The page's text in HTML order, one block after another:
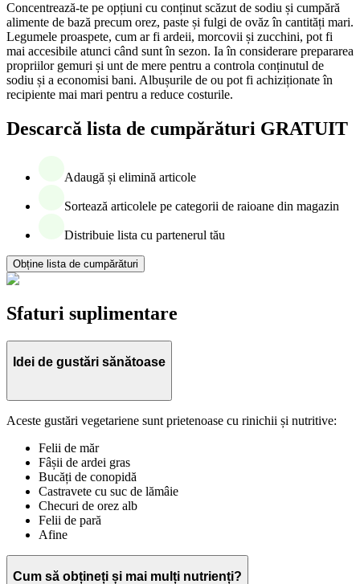
Concentrează-te pe opțiuni cu conținut scăzut de sodiu și cumpără
alimente de bază precum orez, paste și fulgi de ovăz în cantități mari.
Legumele proaspete, cum ar fi ardeii, morcovii și zucchini, pot fi
mai accesibile atunci când sunt în sezon. Ia în considerare prepararea
propriilor gemuri și unt de mere pentru a controla conținutul de
sodiu și a economisi bani. Albușurile de ou pot fi achiziționate în
recipiente mai mari pentru a reduce costurile.
Descarcă lista de cumpărături GRATUIT
Adaugă și elimină articole
Sortează articolele pe categorii de raioane din magazin
Distribuie lista cu partenerul tău
Obține lista de cumpărături
Sfaturi suplimentare
Idei de gustări sănătoase
Aceste gustări vegetariene sunt prietenoase cu rinichii și nutritive:
Felii de măr
Fâșii de ardei gras
Bucăți de conopidă
Castravete cu suc de lămâie
Checuri de orez alb
Felii de pară
Afine
Cum să obțineți și mai mulți nutrienți?